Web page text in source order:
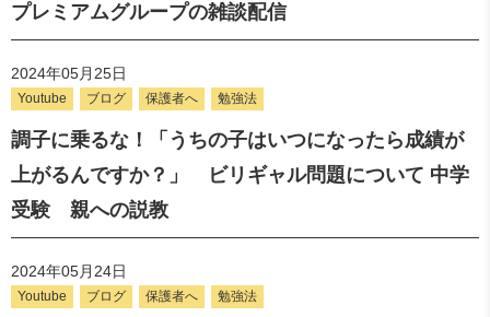
プレミアムグループの雑談配信
2024年05月25日
Youtube ブログ 保護者へ 勉強法
調子に乗るな！「うちの子はいつになったら成績が
上がるんですか？」 ビリギャル問題について 中学
受験 親への説教
2024年05月24日
Youtube ブログ 保護者へ 勉強法